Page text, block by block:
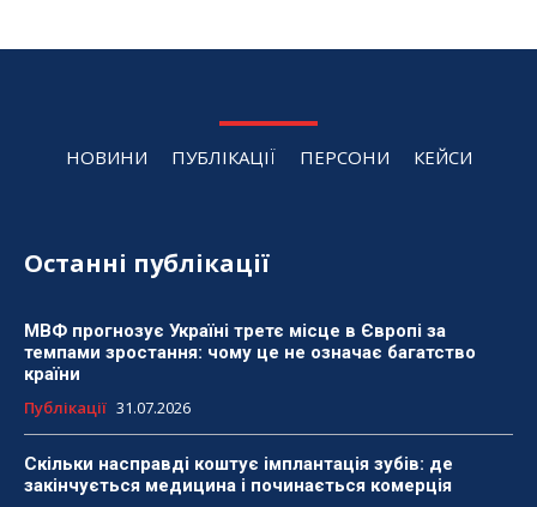
НОВИНИ ПУБЛІКАЦІЇ ПЕРСОНИ КЕЙСИ
Останні публікації
МВФ прогнозує Україні третє місце в Європі за
темпами зростання: чому це не означає багатство
країни
Публікації 31.07.2026
Скільки насправді коштує імплантація зубів: де
закінчується медицина і починається комерція